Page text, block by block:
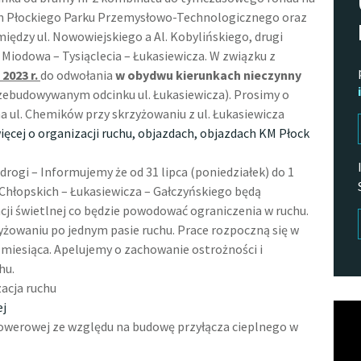
Parku Przemysłowo-Technologicznego oraz
ul. Nowowiejskiego a Al. Kobylińskiego, drugi
– Tysiąclecia – Łukasiewicza. W związku z
r.do odwołania w obydwu kierunkach nieczynny
odcinku ul. Łukasiewicza). Prosimy o
ul. Chemików przy skrzyżowaniu z ul. Łukasiewicza
o organizacji ruchu, objazdach, objazdach KM Płock
– Informujemy że od 31 lipca (poniedziałek) do 1
– Łukasiewicza – Gałczyńskiego będą
świetlnej co będzie powodować ograniczenia w ruchu.
po jednym pasie ruchu. Prace rozpoczną się w
Apelujemy o zachowanie ostrożności i
ruchu
ze względu na budowę przyłącza cieplnego w